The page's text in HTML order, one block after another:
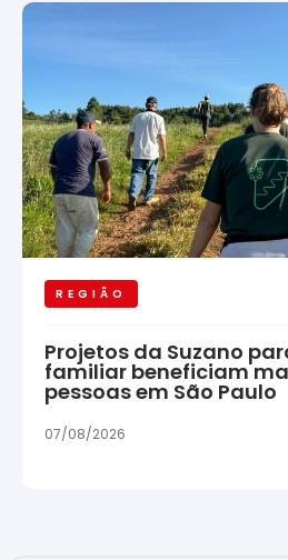
REGIÃO
Projetos da Suzano
familiar beneficiam
pessoas em São Paulo
07/08/2026